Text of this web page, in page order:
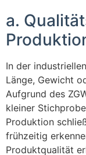
a.
In der
Länge, Gewicht
Aufgrund des
kleiner
Produktion
frühzeitig
Produktqualität